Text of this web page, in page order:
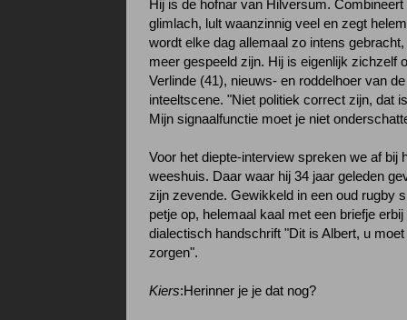
Hij is de hofnar van Hilversum.
glimlach, lult waanzinnig veel en zegt
wordt elke dag allemaal zo intens
meer gespeeld zijn. Hij is eigenlijk zichzelf
Verlinde (41), nieuws- en roddelhoer van
inteeltscene. "Niet politiek correct zijn, dat
Mijn signaalfunctie moet je niet
Voor het diepte-interview spreken we af bij
weeshuis. Daar waar hij 34 jaar geleden
zijn zevende. Gewikkeld in een oud rugby
petje op, helemaal kaal met een briefje
dialectisch handschrift "Dit is Albert, u
zorgen".
Kiers:Herinner je je dat nog?